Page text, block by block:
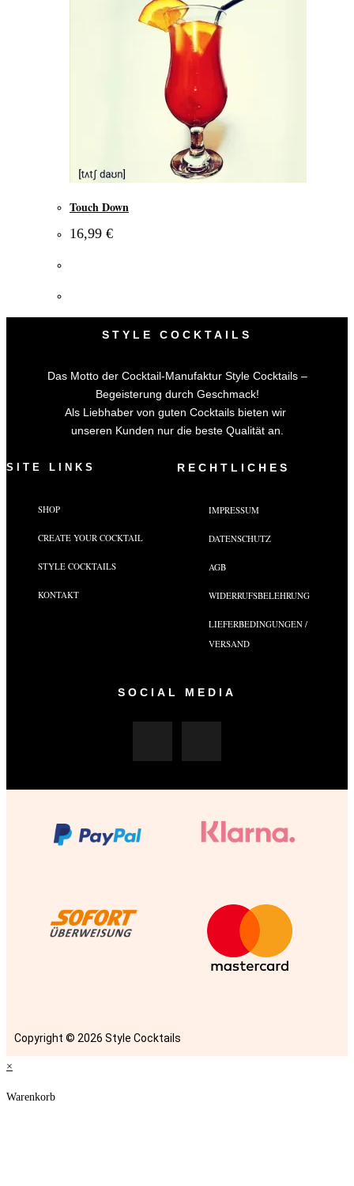
Touch Down
16,99 €
STYLE COCKTAILS
Das Motto der Cocktail-Manufaktur Style Cocktails –
Begeisterung durch Geschmack!
Als Liebhaber von guten Cocktails bieten wir
unseren Kunden nur die beste Qualität an.
SITE LINKS
SHOP
CREATE YOUR COCKTAIL
STYLE COCKTAILS
KONTAKT
RECHTLICHES
IMPRESSUM
DATENSCHUTZ
AGB
WIDERRUFSBELEHRUNG
LIEFERBEDINGUNGEN /
VERSAND
SOCIAL MEDIA
Copyright © 2026 Style Cocktails
×
Warenkorb